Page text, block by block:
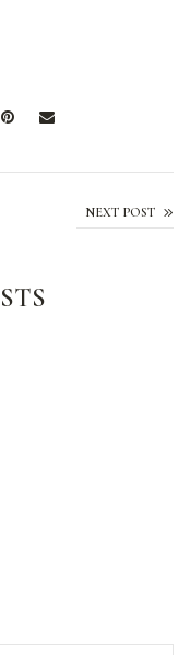
NEXT POST
et relish de courgettes